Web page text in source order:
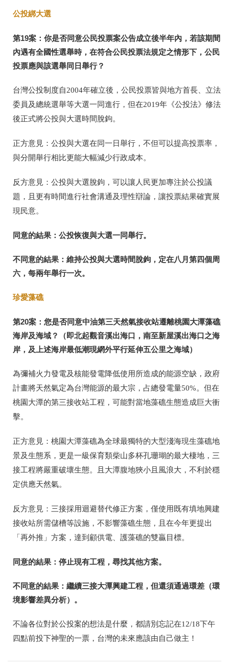
公投綁大選
第19案：你是否同意公民投票案公告成立後半年內，若該期間
內遇有全國性選舉時，在符合公民投票法規定之情形下，公民
投票應與該選舉同日舉行？
台灣公投制度自2004年確立後，公民投票皆與地方首長、立法
委員及總統選舉等大選一同進行，但在2019年《公投法》修法
後正式將公投與大選時間脫鉤。
正方意見：公投與大選在同一日舉行，不但可以提高投票率，
與分開舉行相比更能大幅減少行政成本。
反方意見：公投與大選脫鉤，可以讓人民更加專注於公投議
題，且更有時間進行社會溝通及理性辯論，讓投票結果確實展
現民意。
同意的結果：公投恢復與大選一同舉行。
不同意的結果：維持公投與大選時間脫鉤，定在八月第四個周
六，每兩年舉行一次。
珍愛藻礁
第20案：您是否同意中油第三天然氣接收站遷離桃園大潭藻礁
海岸及海域？（即北起觀音溪出海口，南至新屋溪出海口之海
岸，及上述海岸最低潮現網外平行延伸五公里之海域）
為彌補火力發電及核能發電降低使用所造成的能源空缺，政府
計畫將天然氣定為台灣能源的最大宗，占總發電量50%。但在
桃園大潭的第三接收站工程，可能對當地藻礁生態造成巨大衝
擊。
正方意見：桃園大潭藻礁為全球最獨特的大型淺海現生藻礁地
景及生態系，更是一級保育類柴山多杯孔珊瑚的最大棲地，三
接工程將嚴重破壞生態。且大潭腹地狹小且風浪大，不利於穩
定供應天然氣。
反方意見：三接採用迴避替代修正方案，僅使用既有填地興建
接收站所需儲槽等設施，不影響藻礁生態，且在今年更提出
「再外推」方案，達到顧供電、護藻礁的雙贏目標。
同意的結果：停止現有工程，尋找其他方案。
不同意的結果：繼續三接大潭興建工程，但還須通過環差（環
境影響差異分析）。
不論各位對於公投案的想法是什麼，都請別忘記在12/18下午
四點前投下神聖的一票，台灣的未來應該由自己做主！